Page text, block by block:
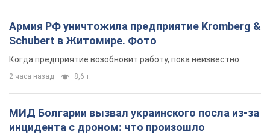
Армия РФ уничтожила предприятие Kromberg &
Schubert в Житомире. Фото
Когда предприятие возобновит работу, пока неизвестно
2 часа назад 8,6 т.
МИД Болгарии вызвал украинского посла из-за
инцидента с дроном: что произошло